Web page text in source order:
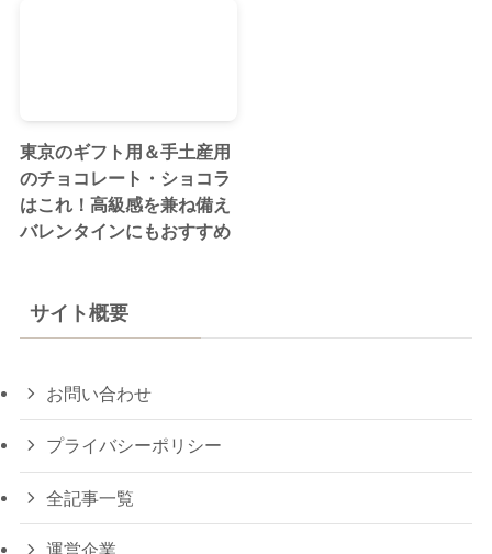
東京のギフト用＆手土産用
のチョコレート・ショコラ
はこれ！高級感を兼ね備え
バレンタインにもおすすめ
サイト概要
お問い合わせ
プライバシーポリシー
全記事一覧
運営企業